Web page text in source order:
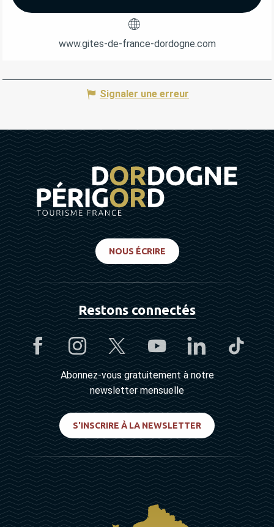
www.gites-de-france-dordogne.com
Signaler une erreur
NOUS ÉCRIRE
Restons connectés
Abonnez-vous gratuitement à notre
newsletter mensuelle
S'INSCRIRE À LA NEWSLETTER